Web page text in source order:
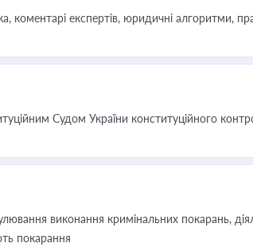
коментарі експертів, юридичні алгоритми,
Судом України конституційного
виконання кримінальних покарань,
покарання